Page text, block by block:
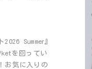
Summer』
を回ってい
お気に入りの